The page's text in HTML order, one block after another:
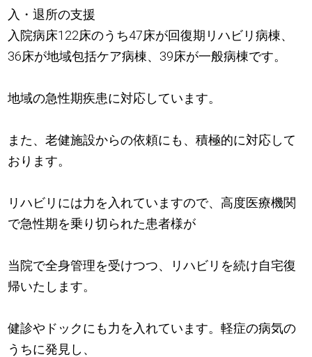
入・退所の支援
入院病床122床のうち47床が回復期リハビリ病棟、
36床が地域包括ケア病棟、39床が一般病棟です。
地域の急性期疾患に対応しています。
また、老健施設からの依頼にも、積極的に対応して
おります。
リハビリには力を入れていますので、高度医療機関
で急性期を乗り切られた患者様が
当院で全身管理を受けつつ、リハビリを続け自宅復
帰いたします。
健診やドックにも力を入れています。軽症の病気の
うちに発見し、